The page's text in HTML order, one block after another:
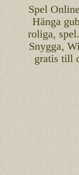
Spel Online
Hänga
roliga,spel
Snygga,
gratis till